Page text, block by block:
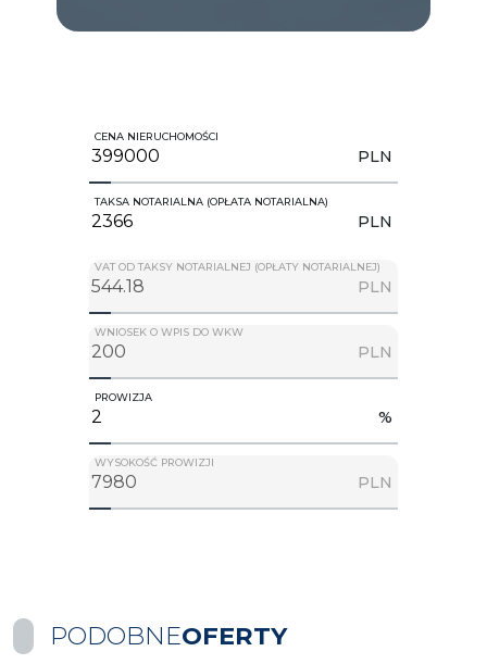
CENA NIERUCHOMOŚCI
PLN
TAKSA NOTARIALNA (OPŁATA NOTARIALNA)
PLN
VAT OD TAKSY NOTARIALNEJ (OPŁATY NOTARIALNEJ)
PLN
WNIOSEK O WPIS DO WKW
PLN
PROWIZJA
%
WYSOKOŚĆ PROWIZJI
PLN
PODOBNEOFERTY